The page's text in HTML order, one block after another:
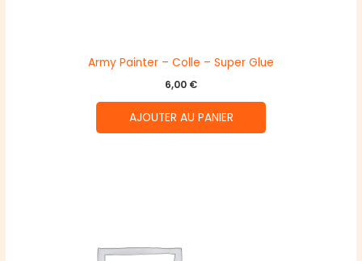
Army Painter – Colle – Super Glue
6,00 €
AJOUTER AU PANIER